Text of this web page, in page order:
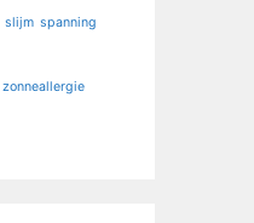
slijm spanning
zonneallergie